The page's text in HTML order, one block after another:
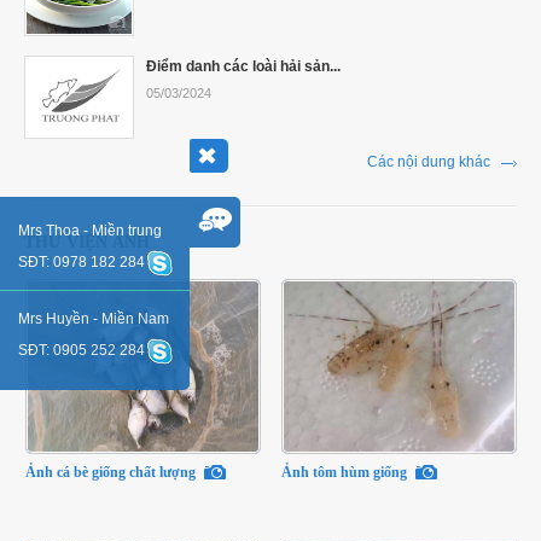
Điểm danh các loài hải sản...
05/03/2024
Các nội dung khác
THƯ VIỆN ẢNH
Ảnh cá bè giống chất lượng Ảnh tôm hùm giống
Mrs Thoa - Miền trung
SĐT: 0978 182 284
Mrs Huyền - Miền Nam
SĐT: 0905 252 284